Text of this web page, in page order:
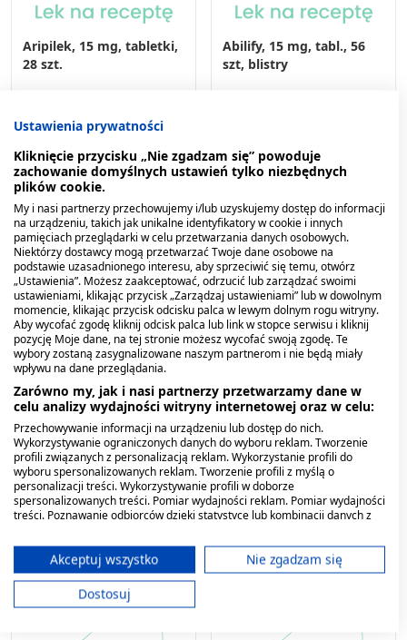
Aripilek, 15 mg, tabletki,
28 szt.
Abilify, 15 mg, tabl., 56
szt, blistry
Aryzalera, 10 mg,
tabletki, 56 szt.
141,18 zł
Apra-swift, 15 mg,
tabletki ulegające
rozpadowi w jamie
ustnej, 56 szt.
201,06 zł
Ustawienia prywatności
Kliknięcie przycisku „Nie zgadzam się” powoduje
zachowanie domyślnych ustawień tylko niezbędnych
plików cookie.
My i nasi partnerzy przechowujemy i/lub uzyskujemy dostęp do informacji
na urządzeniu, takich jak unikalne identyfikatory w cookie i innych
pamięciach przeglądarki w celu przetwarzania danych osobowych.
Niektórzy dostawcy mogą przetwarzać Twoje dane osobowe na
podstawie uzasadnionego interesu, aby sprzeciwić się temu, otwórz
„Ustawienia”. Możesz zaakceptować, odrzucić lub zarządzać swoimi
ustawieniami, klikając przycisk „Zarządzaj ustawieniami” lub w dowolnym
momencie, klikając przycisk odcisku palca w lewym dolnym rogu witryny.
Aby wycofać zgodę kliknij odcisk palca lub link w stopce serwisu i kliknij
pozycję Moje dane, na tej stronie możesz wycofać swoją zgodę. Te
wybory zostaną zasygnalizowane naszym partnerom i nie będą miały
wpływu na dane przeglądania.
Zarówno my, jak i nasi partnerzy przetwarzamy dane w
celu analizy wydajności witryny internetowej oraz w celu:
Przechowywanie informacji na urządzeniu lub dostęp do nich.
Wykorzystywanie ograniczonych danych do wyboru reklam. Tworzenie
profili związanych z personalizacją reklam. Wykorzystanie profili do
wyboru spersonalizowanych reklam. Tworzenie profili z myślą o
personalizacji treści. Wykorzystywanie profili w doborze
spersonalizowanych treści. Pomiar wydajności reklam. Pomiar wydajności
treści. Poznawanie odbiorców dzięki statystyce lub kombinacji danych z
ograniczonych danych do wyboru treści.
Dane mogą być udostępniane poza Unię Europejską i wysyłane do USA.
Twoja zgoda i polityka cookie dotyczą wyłącznie tej witryny/aplikacji.
Wyświetl listę partnerów (11 dostawców IAB)
Akceptuj wszystko
Nie zgadzam się
Dostosuj